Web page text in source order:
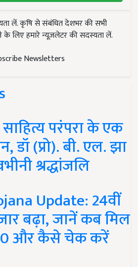
लें. कृषि से संबंधित देशभर की सभी
लिए हमारे न्यूज़लेटर की सदस्यता लें.
Newsletters
परंपरा के एक
डॉ (प्रो). बी. एल. झा
श्रद्धांजलि
Update: 24वीं
बढ़ा, जानें कब मिल
और कैसे चेक करें